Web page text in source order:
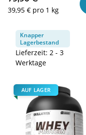
39,95 € pro 1 kg
Knapper
Lagerbestand
Lieferzeit: 2 - 3
Werktage
AUF LAGER